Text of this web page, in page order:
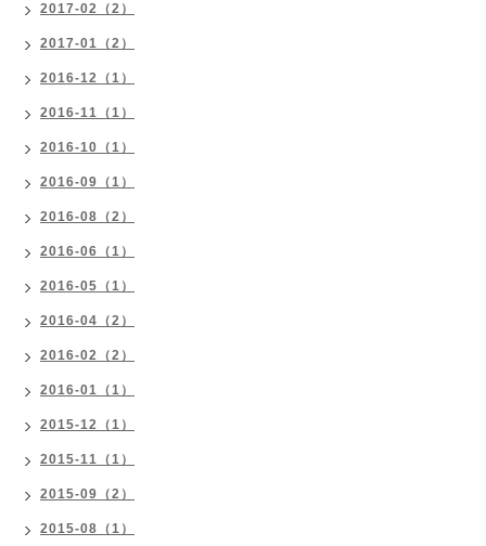
2017-02（2）
2017-01（2）
2016-12（1）
2016-11（1）
2016-10（1）
2016-09（1）
2016-08（2）
2016-06（1）
2016-05（1）
2016-04（2）
2016-02（2）
2016-01（1）
2015-12（1）
2015-11（1）
2015-09（2）
2015-08（1）